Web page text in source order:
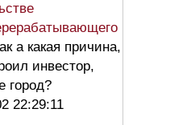
а какая причина,
инвестор,
город?
22:29:11